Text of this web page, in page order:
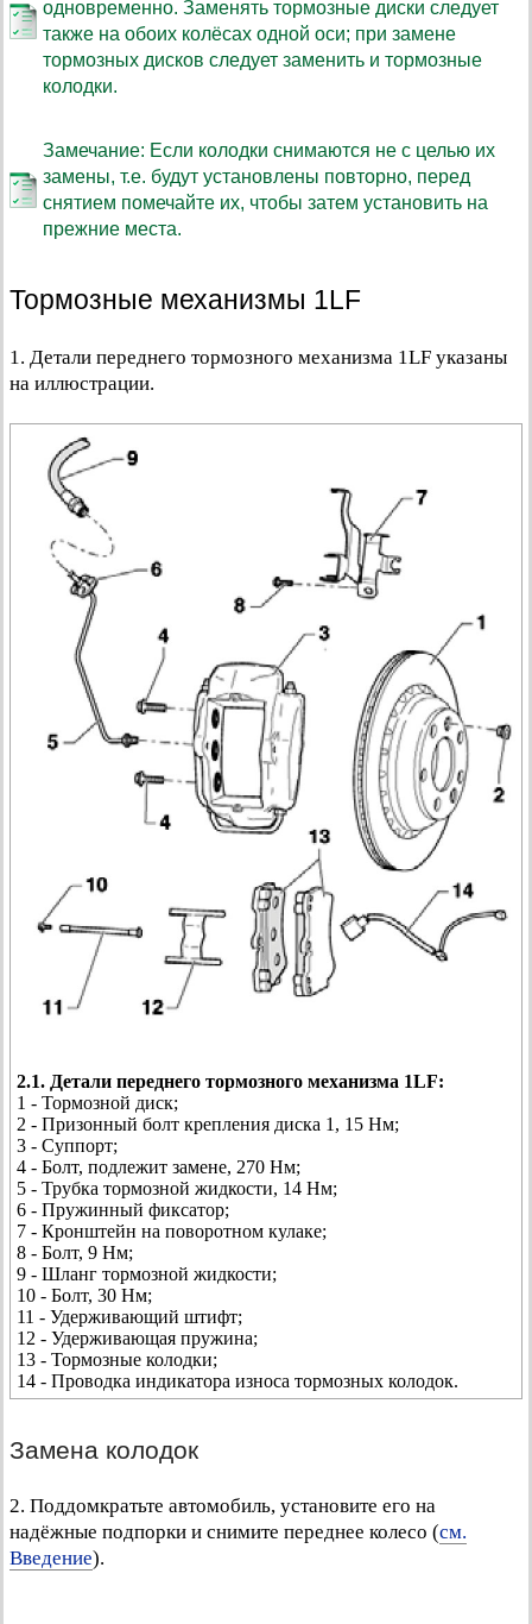
одновременно. Заменять тормозные диски следует
также на обоих колёсах одной оси; при замене
тормозных дисков следует заменить и тормозные
колодки.
Замечание: Если колодки снимаются не с целью их
замены, т.е. будут установлены повторно, перед
снятием помечайте их, чтобы затем установить на
прежние места.
Тормозные механизмы 1LF
1. Детали переднего тормозного механизма 1LF указаны
на иллюстрации.
2.1. Детали переднего тормозного механизма 1LF:
1 - Тормозной диск;
2 - Призонный болт крепления диска 1, 15 Нм;
3 - Суппорт;
4 - Болт, подлежит замене, 270 Нм;
5 - Трубка тормозной жидкости, 14 Нм;
6 - Пружинный фиксатор;
7 - Кронштейн на поворотном кулаке;
8 - Болт, 9 Нм;
9 - Шланг тормозной жидкости;
10 - Болт, 30 Нм;
11 - Удерживающий штифт;
12 - Удерживающая пружина;
13 - Тормозные колодки;
14 - Проводка индикатора износа тормозных колодок.
Замена колодок
2. Поддомкратьте автомобиль, установите его на
надёжные подпорки и снимите переднее колесо (см.
Введение).